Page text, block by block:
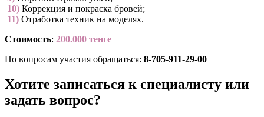
­ 10) Коррекция и покраска бровей;
­ 11) Отработка техник на моделях.
Стоимость: 200.000 тенге
По вопросам участия обращаться: 8-705-911-29-00
Хотите записаться к специалисту или
задать вопрос?